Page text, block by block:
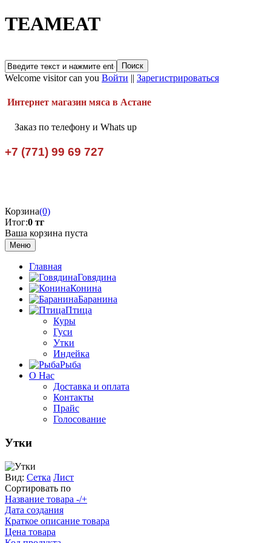
TEAMEAT
Welcome visitor can you Войти || Зарегистрироваться
Интернет магазин мяса в Астане
Заказ по телефону и Whats up
+7 (771) 99 69 727
Корзина(0)
Итог:0 тг
Ваша корзина пуста
Меню
Главная
Говядина
Конина
Баранина
Птица
Куры
Гуси
Утки
Индейка
Рыба
О Нас
Доставка и оплата
Контакты
Прайс
Голосование
Утки
Вид: Сетка Лист
Сортировать по
Название товара -/+
Дата создания
Краткое описание товара
Цена товара